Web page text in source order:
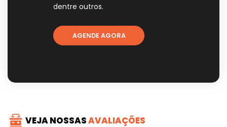
dentre outros.
AGENDE AGORA
VEJA NOSSASAVALIAÇÕES